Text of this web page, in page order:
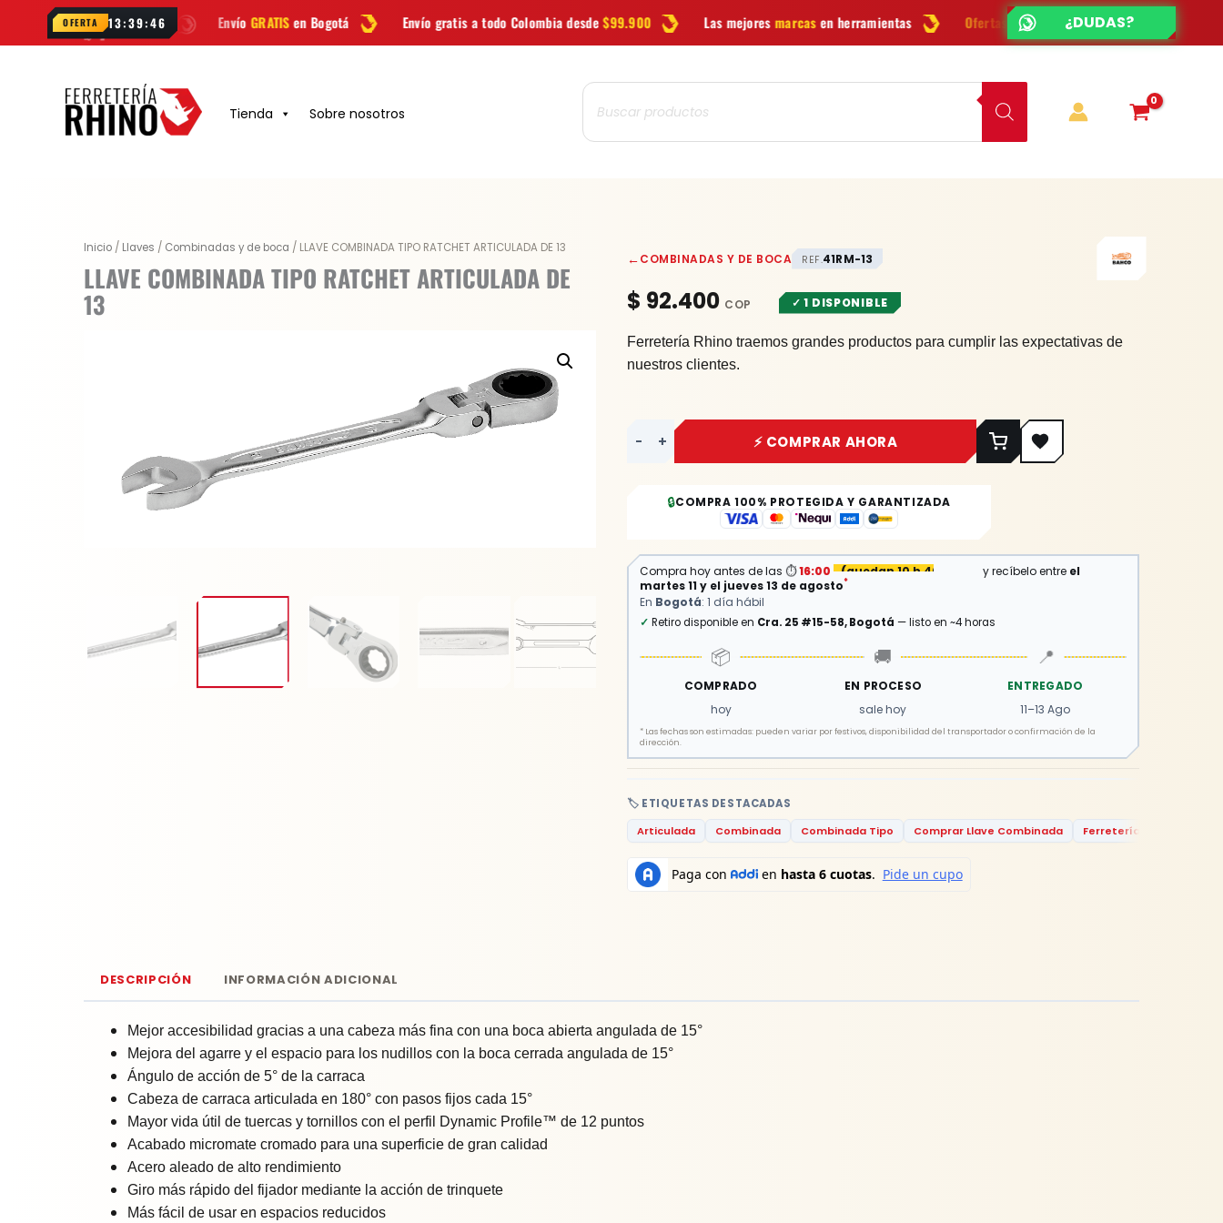
OFERTA 13:39:45
EnvíoGRATISen Bogotá Envío gratis a todo Colombia desde$99.900 Las mejoresmarcas en herramientas Ofertasy novedades cada semana ¿Dudas? Escríbenos por
¿CHATEAMOS?
¿DUDAS?
Tienda Sobre nosotros
Búsqueda
de
productos
Inicio / Llaves / Combinadas y de boca / LLAVE COMBINADA TIPO RATCHET ARTICULADA DE 13
LLAVE COMBINADA TIPO RATCHET ARTICULADA DE
13
←COMBINADAS Y DE BOCA REF.41RM-13
$ 92.400 ✓ 1 DISPONIBLE
Ferretería Rhino traemos grandes productos para cumplir las expectativas de
nuestros clientes.
COMBINADA
TIPO
RATCHET
ARTICULADA
DE
- + ⚡ COMPRAR AHORA
🏷️ ETIQUETAS DESTACADAS
Articulada
Combinada Combinada Tipo Comprar Llave Combinada Ferretería
🔒COMPRA 100% PROTEGIDA Y GARANTIZADA
Compra hoy antes de las ⏱16:00 (quedan 10 h 40 min y recíbelo entre el
martes 11 y el jueves 13 de agosto*
En Bogotá: 1 día hábil
✓ Retiro disponible en Cra. 25 #15-58, Bogotá — listo en ~4 horas
📦
COMPRADO
hoy
🚚
EN PROCESO
sale hoy
📍
ENTREGADO
11–13 Ago
* Las fechas son estimadas: pueden variar por festivos, disponibilidad del transportador o confirmación de la
dirección.
DESCRIPCIÓN INFORMACIÓN ADICIONAL
Mejor accesibilidad gracias a una cabeza más fina con una boca abierta angulada de 15°
Mejora del agarre y el espacio para los nudillos con la boca cerrada angulada de 15°
Ángulo de acción de 5° de la carraca
Cabeza de carraca articulada en 180° con pasos fijos cada 15°
Mayor vida útil de tuercas y tornillos con el perfil Dynamic Profile™ de 12 puntos
Acabado micromate cromado para una superficie de gran calidad
Acero aleado de alto rendimiento
Giro más rápido del fijador mediante la acción de trinquete
Más fácil de usar en espacios reducidos